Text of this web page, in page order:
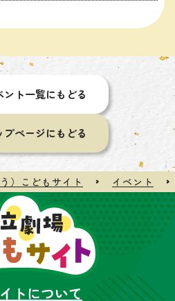
ント一覧にもどる
プページにもどる
）こどもサイト イベント
トについて